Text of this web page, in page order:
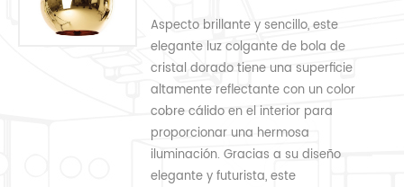
Aspecto brillante y sencillo, este
elegante luz colgante de bola de
cristal dorado tiene una superficie
altamente reflectante con un color
cobre cálido en el interior para
proporcionar una hermosa
iluminación. Gracias a su diseño
elegante y futurista, este